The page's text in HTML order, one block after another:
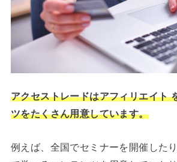
アクセストレードはアフィリエイト
ツをたくさん用意しています。
例えば、全国でセミナーを開催した